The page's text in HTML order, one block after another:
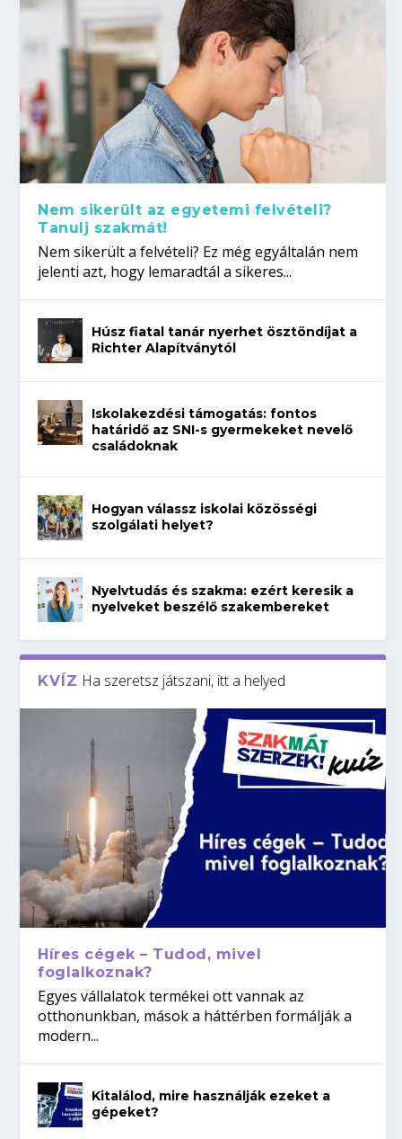
Nem sikerült az egyetemi felvételi?
Tanulj szakmát!
Nem sikerült a felvételi? Ez még egyáltalán nem
jelenti azt, hogy lemaradtál a sikeres...
Húsz fiatal tanár nyerhet ösztöndíjat a
Richter Alapítványtól
Iskolakezdési támogatás: fontos
határidő az SNI-s gyermekeket nevelő
családoknak
Hogyan válassz iskolai közösségi
szolgálati helyet?
Nyelvtudás és szakma: ezért keresik a
nyelveket beszélő szakembereket
KVÍZ Ha szeretsz játszani, itt a helyed
Híres cégek – Tudod, mivel
foglalkoznak?
Egyes vállalatok termékei ott vannak az
otthonunkban, mások a háttérben formálják a
modern...
Kitalálod, mire használják ezeket a
gépeket?